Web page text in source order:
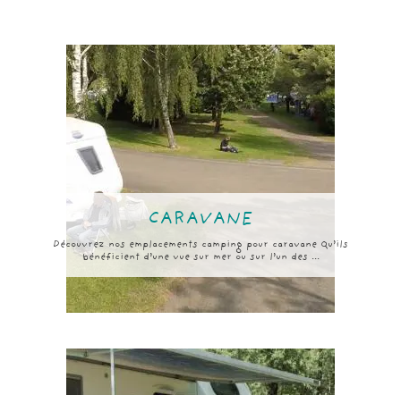
CARAVANE
Découvrez nos emplacements camping pour caravane Qu’ils
bénéficient d’une vue sur mer ou sur l’un des ...